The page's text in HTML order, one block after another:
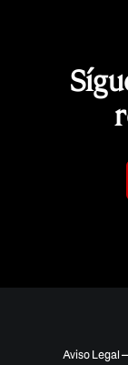
Aviso Legal–